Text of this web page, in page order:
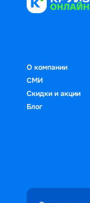
О компании
СМИ
Скидки и акции
Блог